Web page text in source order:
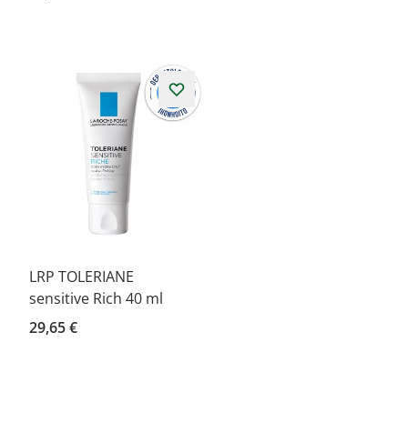
LRP TOLERIANE
sensitive Rich 40 ml
29,65 €